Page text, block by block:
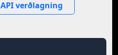
API verðlagning